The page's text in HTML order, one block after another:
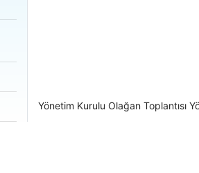
Yönetim Kurulu Olağan Toplantısı